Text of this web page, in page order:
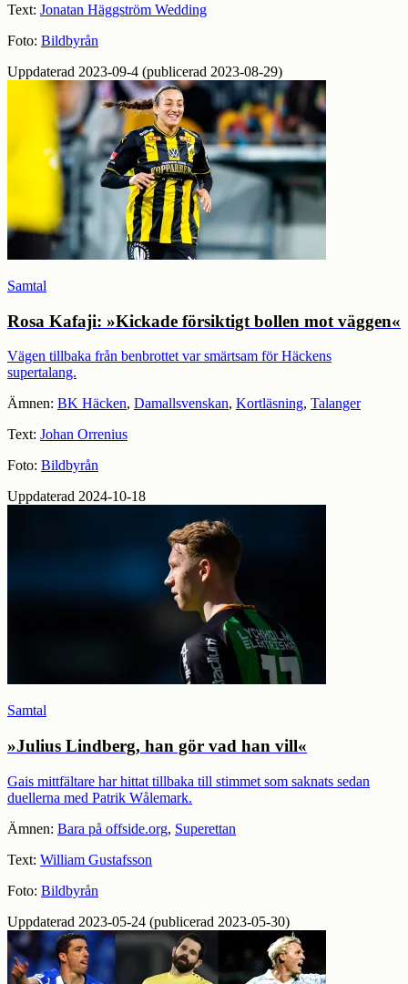
Text: Jonatan Häggström Wedding
Foto: Bildbyrån
Uppdaterad 2023-09-4 (publicerad 2023-08-29)
Samtal
Rosa Kafaji: »Kickade försiktigt bollen mot väggen«
Vägen tillbaka från benbrottet var smärtsam för Häckens
supertalang.
Ämnen: BK Häcken, Damallsvenskan, Kortläsning, Talanger
Text: Johan Orrenius
Foto: Bildbyrån
Uppdaterad 2024-10-18
Samtal
»Julius Lindberg, han gör vad han vill«
Gais mittfältare har hittat tillbaka till stimmet som saknats sedan
duellerna med Patrik Wålemark.
Ämnen: Bara på offside.org, Superettan
Text: William Gustafsson
Foto: Bildbyrån
Uppdaterad 2023-05-24 (publicerad 2023-05-30)